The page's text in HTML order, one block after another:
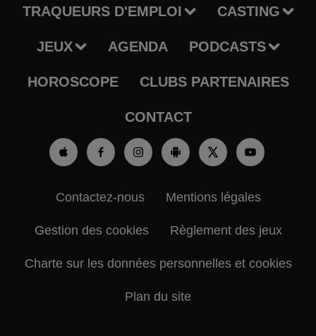
TRAQUEURS D'EMPLOI CASTING
JEUX AGENDA PODCASTS
HOROSCOPE CLUBS PARTENAIRES
CONTACT
Contactez-nous Mentions légales
Gestion des cookies Règlement des jeux
Charte sur les données personnelles et cookies
Plan du site